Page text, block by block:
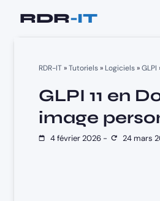
RDR-IT»Tutoriels» Logiciels»GLPI
GLPI 11 en
image
4 février 2026 - 24 mars